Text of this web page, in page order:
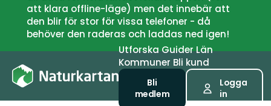
att klara offline-läge) men det innebär att
den blir för stor för vissa telefoner - då
behöver den raderas och laddas ned igen!
UtforskaGuiderLän
Kommuner Bli kund
Bli
medlem
Logga
in